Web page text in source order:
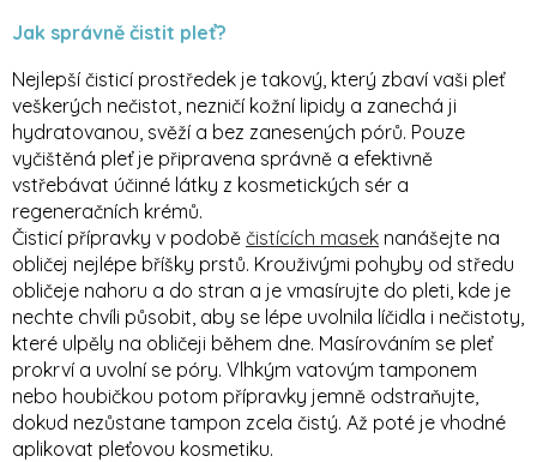
Jak správně čistit pleť?
Nejlepší čisticí prostředek je takový, který zbaví vaši pleť
veškerých nečistot, nezničí kožní lipidy a zanechá ji
hydratovanou, svěží a bez zanesených pórů. Pouze
vyčištěná pleť je připravena správně a efektivně
vstřebávat účinné látky z kosmetických sér a
regeneračních krémů.
Čisticí přípravky v podobě čistících masek nanášejte na
obličej nejlépe bříšky prstů. Krouživými pohyby od středu
obličeje nahoru a do stran a je vmasírujte do pleti, kde je
nechte chvíli působit, aby se lépe uvolnila líčidla i nečistoty,
které ulpěly na obličeji během dne. Masírováním se pleť
prokrví a uvolní se póry. Vlhkým vatovým tamponem
nebo houbičkou potom přípravky jemně odstraňujte,
dokud nezůstane tampon zcela čistý. Až poté je vhodné
aplikovat pleťovou kosmetiku.